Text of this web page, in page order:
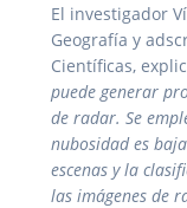
El investigador
Geografía y
Científicas,
puede generar
de radar. Se
nubosidad es
escenas y la
las imágenes de